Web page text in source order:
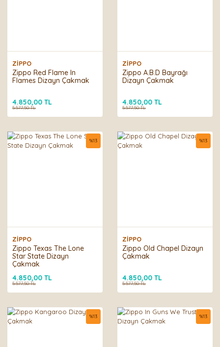
ZİPPO
Zippo Red Flame In
Flames Dizayn Çakmak
4.850,00 TL
5.577,50 TL
ZİPPO
Zippo A.B.D Bayrağı
Dizayn Çakmak
4.850,00 TL
5.577,50 TL
ZİPPO
Zippo Texas The Lone
Star State Dizayn
Çakmak
%13
4.850,00 TL
5.577,50 TL
ZİPPO
Zippo Old Chapel Dizayn
Çakmak
%13
4.850,00 TL
5.577,50 TL
%13 %13